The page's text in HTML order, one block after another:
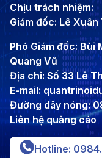
Chịu trách nhiệm:
Giám đốc: Lê Xuân
Phó Giám đốc: Bùi
Quang Vũ
Địa chỉ: Số 33 Lê
E-mail:
Đường dây nóng:
Liên hệ quảng cáo
Hotline: